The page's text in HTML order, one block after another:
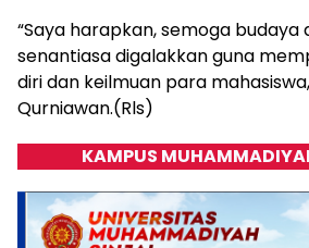
“Saya harapkan, semoga budaya
senantiasa digalakkan guna
diri dan keilmuan para
Qurniawan.(Rls)
KAMPUS